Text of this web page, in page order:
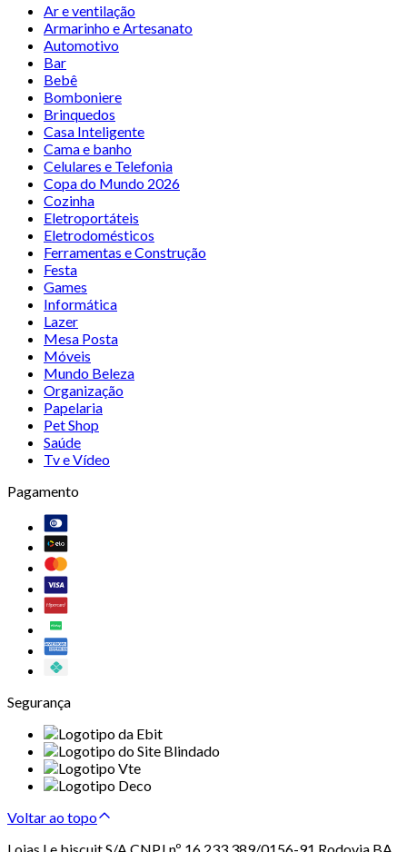
Ar e ventilação
Armarinho e Artesanato
Automotivo
Bar
Bebê
Bomboniere
Brinquedos
Casa Inteligente
Cama e banho
Celulares e Telefonia
Copa do Mundo 2026
Cozinha
Eletroportáteis
Eletrodomésticos
Ferramentas e Construção
Festa
Games
Informática
Lazer
Mesa Posta
Móveis
Mundo Beleza
Organização
Papelaria
Pet Shop
Saúde
Tv e Vídeo
Pagamento
Segurança
Voltar ao topo